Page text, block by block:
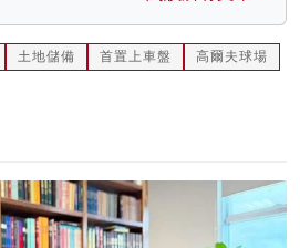
土地儲備 首置上車盤 高爾夫球場